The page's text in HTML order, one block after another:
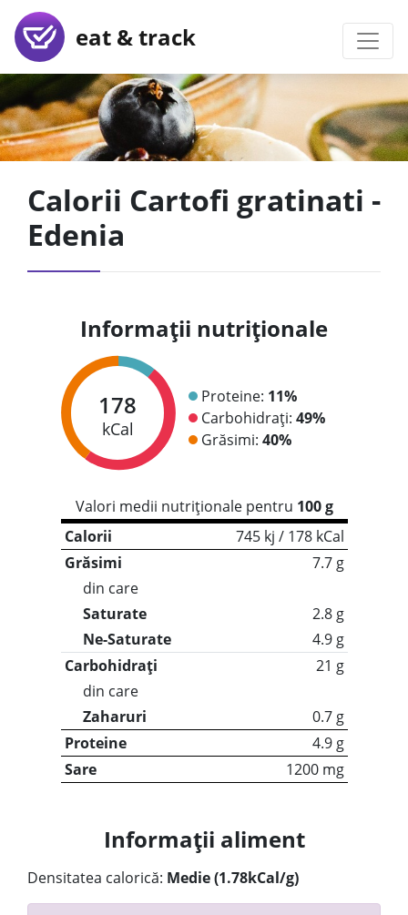
eat & track
Calorii Cartofi gratinati -
Edenia
Informații nutriționale
178
kCal
Proteine: 11%
Carbohidrați: 49%
Grăsimi: 40%
Valori medii nutriționale pentru 100 g
Calorii
745 kj / 178 kCal
Grăsimi
7.7 g
din care
Saturate
2.8 g
Ne-Saturate
4.9 g
Carbohidrați
21 g
din care
Zaharuri
0.7 g
Proteine
4.9 g
Sare
1200 mg
Informații aliment
Densitatea calorică: Medie (1.78kCal/g)